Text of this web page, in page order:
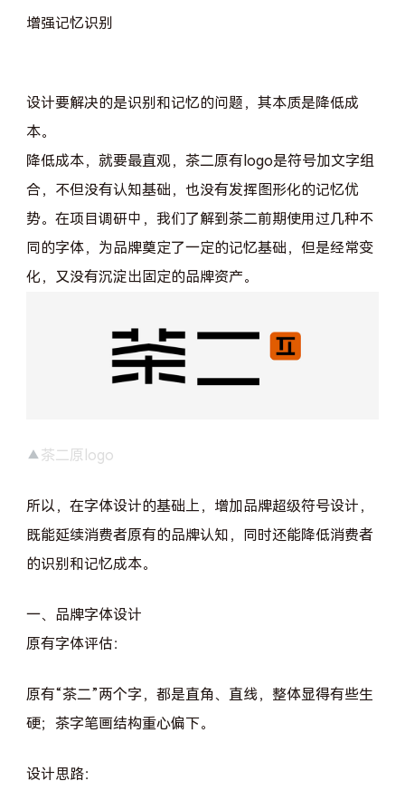
增强记忆识别
设计要解决的是识别和记忆的问题，其本质是降低成
本。
降低成本，就要最直观，茶二原有logo是符号加文字组
合，不但没有认知基础，也没有发挥图形化的记忆优
势。在项目调研中，我们了解到茶二前期使用过几种不
同的字体，为品牌奠定了一定的记忆基础，但是经常变
化，又没有沉淀出固定的品牌资产。
▲茶二原logo
所以，在字体设计的基础上，增加品牌超级符号设计，
既能延续消费者原有的品牌认知，同时还能降低消费者
的识别和记忆成本。
一、品牌字体设计
原有字体评估：
原有“茶二”两个字，都是直角、直线，整体显得有些生
硬；茶字笔画结构重心偏下。
设计思路：